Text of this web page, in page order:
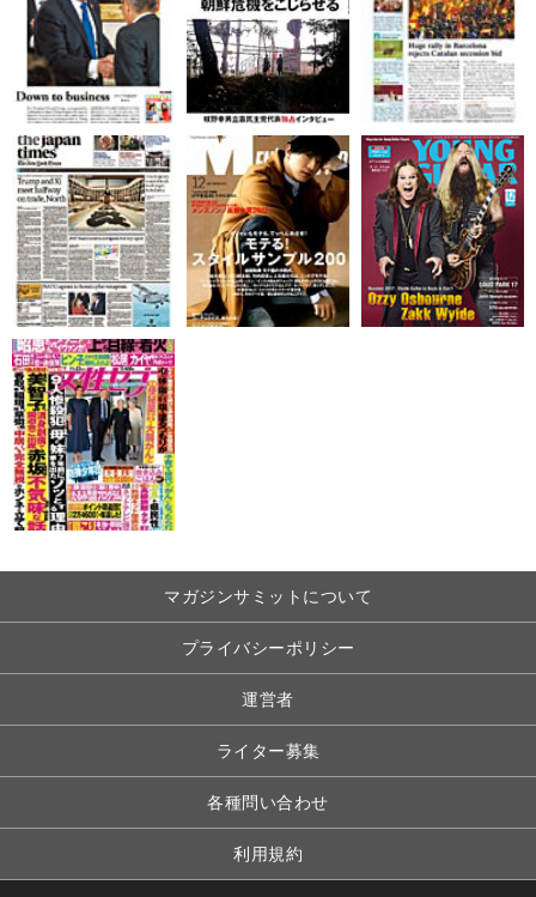
マガジンサミットについて
プライバシーポリシー
運営者
ライター募集
各種問い合わせ
利用規約